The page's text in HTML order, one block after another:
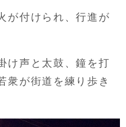
が付けられ、行進が
け声と太鼓、鐘を打
衆が街道を練り歩き